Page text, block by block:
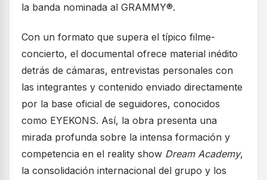
la banda nominada al GRAMMY®.
Con un formato que supera el típico filme-
concierto, el documental ofrece material inédito
detrás de cámaras, entrevistas personales con
las integrantes y contenido enviado directamente
por la base oficial de seguidores, conocidos
como EYEKONS. Así, la obra presenta una
mirada profunda sobre la intensa formación y
competencia en el reality show Dream Academy,
la consolidación internacional del grupo y los